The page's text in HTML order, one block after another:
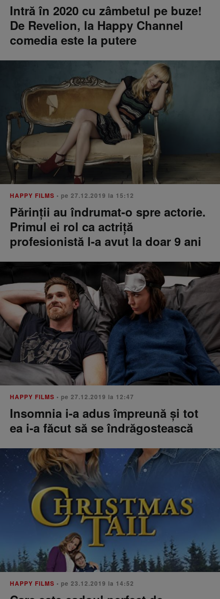
Intră în 2020 cu zâmbetul pe buze!
De Revelion, la Happy Channel
comedia este la putere
HAPPY FILMS • pe 27.12.2019 la 15:12
Părinții au îndrumat-o spre actorie.
Primul ei rol ca actriță
profesionistă l-a avut la doar 9 ani
HAPPY FILMS • pe 27.12.2019 la 12:47
Insomnia i-a adus împreună și tot
ea i-a făcut să se îndrăgostească
HAPPY FILMS • pe 23.12.2019 la 14:52